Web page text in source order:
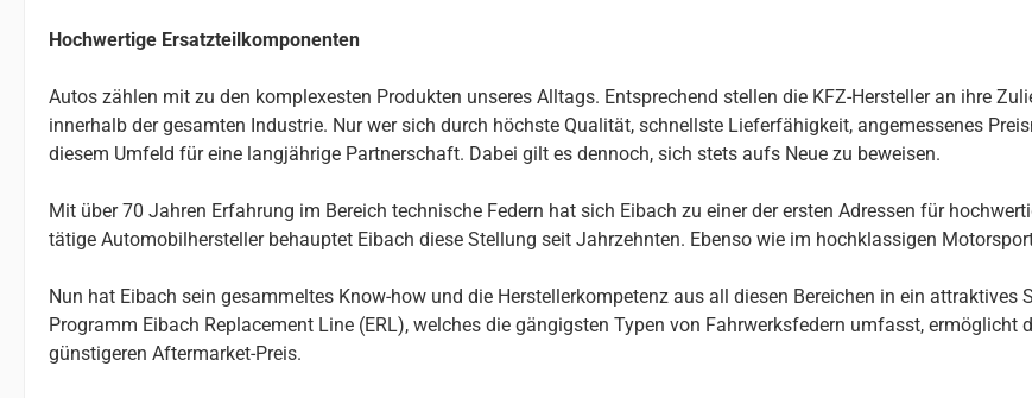
Hochwertige Ersatzteilkomponenten
Autos zählen mit zu den komplexesten Produkten unseres Alltags. Entsprechend stellen die KFZ-Hersteller an ihre
innerhalb der gesamten Industrie. Nur wer sich durch höchste Qualität, schnellste Lieferfähigkeit, angemessenes
diesem Umfeld für eine langjährige Partnerschaft. Dabei gilt es dennoch, sich stets aufs Neue zu beweisen.
Mit über 70 Jahren Erfahrung im Bereich technische Federn hat sich Eibach zu einer der ersten Adressen für
tätige Automobilhersteller behauptet Eibach diese Stellung seit Jahrzehnten. Ebenso wie im hochklassigen
Nun hat Eibach sein gesammeltes Know-how und die Herstellerkompetenz aus all diesen Bereichen in ein
Programm Eibach Replacement Line (ERL), welches die gängigsten Typen von Fahrwerksfedern umfasst,
günstigeren Aftermarket-Preis.